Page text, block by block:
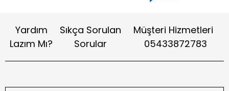
Yardım
Lazım Mı?
Sıkça Sorulan
Sorular
Müşteri Hizmetleri
05433872783